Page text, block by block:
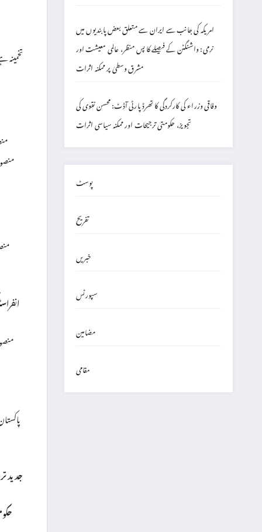
تخمینہ
جدید
امریکہ کی جانب سے ایران سے متعلق بعض پابندیوں میں
نرمی: واشنگٹن کے فیصلے کا پس منظر، عالمی معیشت اور
مشرق وسطیٰ پر ممکنہ اثرات
وفاقی وزراء کی کارکردگی کا تھرڈ پارٹی آڈٹ: محسن نقوی کی
تجویز، حکومتی ترجیحات اور ممکنہ سیاسی اثرات
پوسٹ
تفریح
خبریں
سپورٹس
مضامین
مقامی